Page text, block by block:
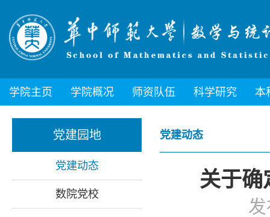
学院主页 学院概况 师资队伍 科学研究 本
党建园地
党建动态
数院党校
党建动态
关于确